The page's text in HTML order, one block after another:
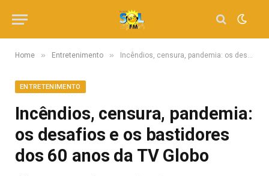
Home » Entretenimento » Incêndios, censura, pandemia: os desafios e os bastidores dos 60 anos da TV Globo
ENTRETENIMENTO
Incêndios, censura, pandemia:
os desafios e os bastidores
dos 60 anos da TV Globo